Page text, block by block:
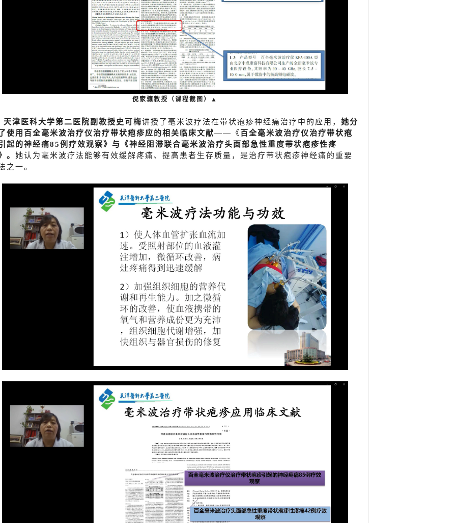
倪家骧教授（课程截图）▲
天津医科大学第二医院副教授史可梅讲授了毫米波疗法在带状疱疹神经痛治疗中的应用， 她分
使用百全毫米波治疗仪治疗带状疱疹应的相关临床文献—— 《 百全毫米波治疗仪治疗带状疱
起的神经痛85例疗效观察》与《神经阻滞联合毫米波治疗头面部急性重度带状疱疹性疼
。 她认为毫米波疗法能够有效缓解疼痛、提高患者生存质量，是治疗带状疱疹神经痛的重要
之一。